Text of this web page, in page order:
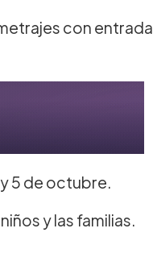
con entrada
5 de octubre.
y las familias.